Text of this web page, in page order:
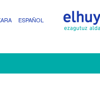
ESPAÑOL